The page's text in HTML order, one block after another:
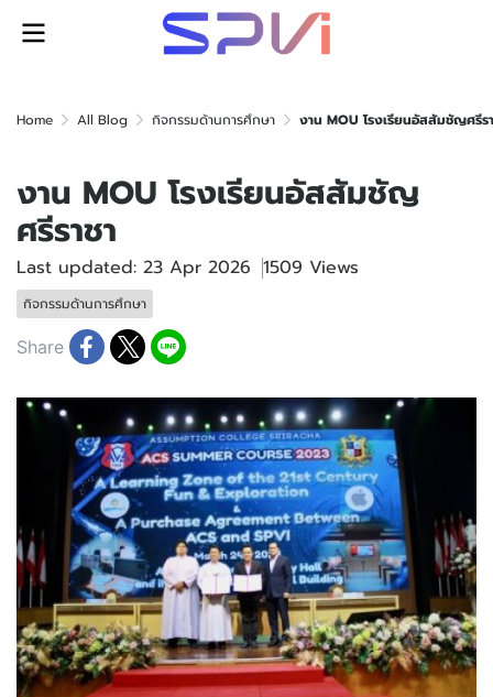
Home All Blog กิจกรรมด้านการศึกษา งาน MOU โรงเรียนอัสสัมชัญศรีร
งาน MOU โรงเรียนอัสสัมชัญ
ศรีราชา
Last updated: 23 Apr 2026 1509 Views
กิจกรรมด้านการศึกษา
Share